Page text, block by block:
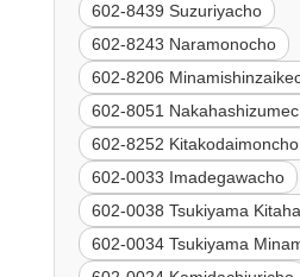
602-8439 Suzuriyacho
602-8243 Naramonocho
602-8206
602-8051
602-8252 Kitakodaimoncho
602-0033 Imadegawacho
602-0038 Tsukiyama
602-0034 Tsukiyama